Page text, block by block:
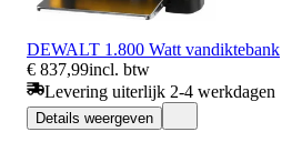
DEWALT 1.800 Watt vandiktebank
€ 837,99incl. btw
Levering uiterlijk 2-4 werkdagen
Details weergeven